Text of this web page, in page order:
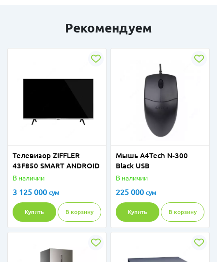
Рекомендуем
Телевизор ZIFFLER
43F850 SMART ANDROID
В наличии
3 125 000 сум
Купить В корзину
Мышь A4Tech N-300
Black USB
В наличии
225 000 сум
Купить В корзину